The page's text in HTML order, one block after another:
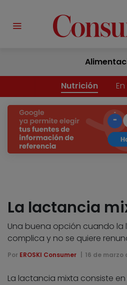
Nutrición
La lactancia
Una buena opción cuando
complica y no se quiere
Por EROSKI Consumer 16 de marzo
La lactancia mixta consiste